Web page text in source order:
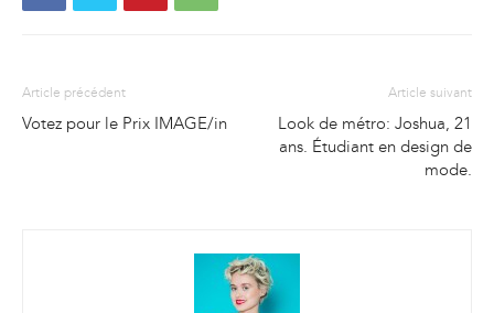
Article précédent
Votez pour le Prix IMAGE/in
Article suivant
Look de métro: Joshua, 21
ans. Étudiant en design de
mode.